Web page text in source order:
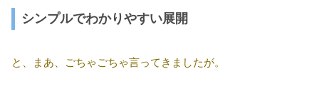
シンプルでわかりやすい展開
と、まあ、ごちゃごちゃ言ってきましたが。